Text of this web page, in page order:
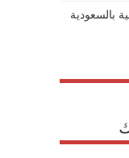
بالسعودية